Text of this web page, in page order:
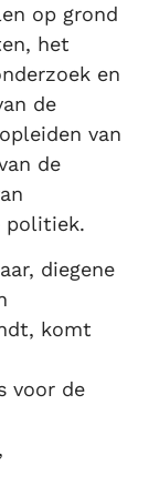
op grond
het
en
de
van
de
politiek.
diegene
komt
voor de